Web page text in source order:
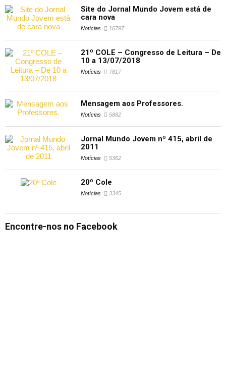
Site do Jornal Mundo Jovem está de
cara nova
Notícias 16797
21º COLE – Congresso de Leitura – De
10 a 13/07/2018
Notícias 7817
Mensagem aos Professores.
Notícias 5882
Jornal Mundo Jovem nº 415, abril de
2011
Notícias 5362
20º Cole
Notícias 3345
Encontre-nos no Facebook